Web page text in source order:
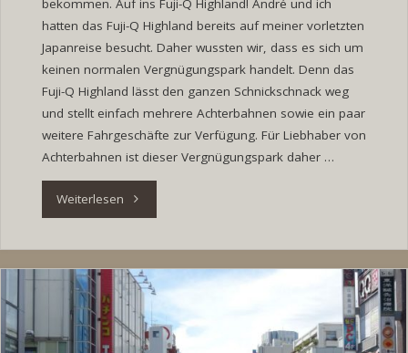
bekommen. Auf ins Fuji-Q Highland! André und ich
hatten das Fuji-Q Highland bereits auf meiner vorletzten
Japanreise besucht. Daher wussten wir, dass es sich um
keinen normalen Vergnügungspark handelt. Denn das
Fuji-Q Highland lässt den ganzen Schnickschnack weg
und stellt einfach mehrere Achterbahnen sowie ein paar
weitere Fahrgeschäfte zur Verfügung. Für Liebhaber von
Achterbahnen ist dieser Vergnügungspark daher …
Weiterlesen"Tag
Fuji-
Q
Highland"